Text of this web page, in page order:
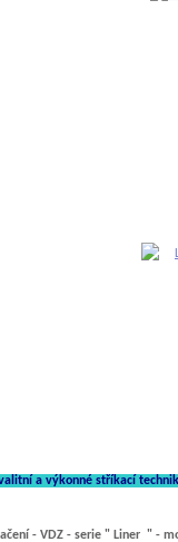
a výkonné stříkací
- VDZ - serie " Liner " -